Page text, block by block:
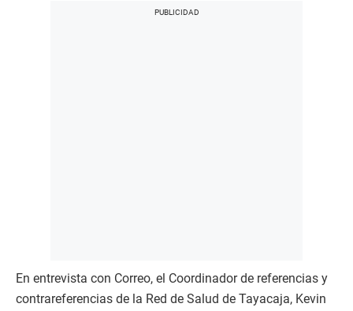
En entrevista con Correo, el Coordinador de referencias y
contrareferencias de la Red de Salud de Tayacaja, Kevin